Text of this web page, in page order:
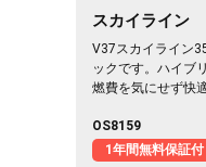
スカイライン
V37スカイライン
ックです。ハイブ
燃費を気にせず快
での疲れもグッと
停められます。 仕
OS8159
1年間無料保証付